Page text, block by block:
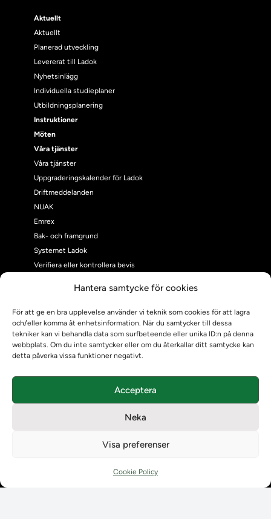
Hantera samtycke för cookies
För att ge en bra upplevelse använder vi teknik som cookies för att lagra
och/eller komma åt enhetsinformation. När du samtycker till dessa
tekniker kan vi behandla data som surfbeteende eller unika ID:n på denna
webbplats. Om du inte samtycker eller om du återkallar ditt samtycke kan
detta påverka vissa funktioner negativt.
Acceptera
Neka
Visa preferenser
Cookie Policy
Aktuellt
Aktuellt
Planerad utveckling
Levererat till Ladok
Nyhetsinlägg
Individuella studieplaner
Utbildningsplanering
Instruktioner
Möten
Våra tjänster
Våra tjänster
Uppgraderingskalender för Ladok
Driftmeddelanden
NUAK
Emrex
Bak- och framgrund
Systemet Ladok
Verifiera eller kontrollera bevis
Om oss
Om Ladokkonsortiet
Ladokkonsortiet internationellt
Vision, strategi och produktplan
Kontaktuppgifter för studenters Ladoksupport